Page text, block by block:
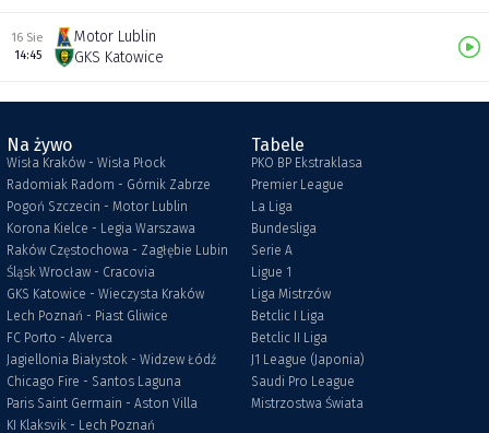
16 Sie
14:45
Motor Lublin
GKS Katowice
Na żywo
Wisła Kraków - Wisła Płock
Radomiak Radom - Górnik Zabrze
Pogoń Szczecin - Motor Lublin
Korona Kielce - Legia Warszawa
Raków Częstochowa - Zagłębie Lubin
Śląsk Wrocław - Cracovia
GKS Katowice - Wieczysta Kraków
Lech Poznań - Piast Gliwice
FC Porto - Alverca
Jagiellonia Białystok - Widzew Łódź
Chicago Fire - Santos Laguna
Paris Saint Germain - Aston Villa
KI Klaksvik - Lech Poznań
Tabele
PKO BP Ekstraklasa
Premier League
La Liga
Bundesliga
Serie A
Ligue 1
Liga Mistrzów
Betclic I Liga
Betclic II Liga
J1 League (Japonia)
Saudi Pro League
Mistrzostwa Świata